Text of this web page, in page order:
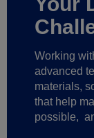
Working
advanced
materials,
that help
possible,